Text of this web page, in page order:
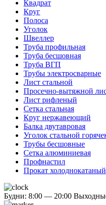
Квадрат
Круг
Полоса
Уголок
Швеллер
Труба профильная
Труба бесшовная
Труба ВГП
Трубы электросварные
Лист стальной
Просечно-вытяжной
Лист рифленый
Сетка стальная
Круг нержавеющий
Балка двутавровая
Уголок стальной
Трубы бесшовные
Сетка алюминиевая
Профнастил
Прокат холоднокатаный
Будни: 8:00 — 20:00